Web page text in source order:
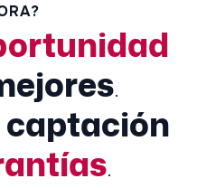
.
captación
.